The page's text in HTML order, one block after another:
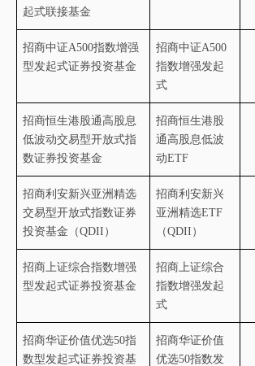
起式联接基金
招商中证A500指数增强
型发起式证券投资基金
招商中证A500
指数增强发起
式
招商恒生港股通高股息
低波动交易型开放式指
数证券投资基金
招商恒生港股
通高股息低波
动ETF
招商利安新兴亚洲精选
交易型开放式指数证券
投资基金（QDII ）
招商利安新兴
亚洲精选ETF
（QDII ）
招商上证综合指数增强
型发起式证券投资基金
招商上证综合
指数增强发起
式
招商华证价值优选50指
数型发起式证券投资基
招商华证价值
优选50指数发